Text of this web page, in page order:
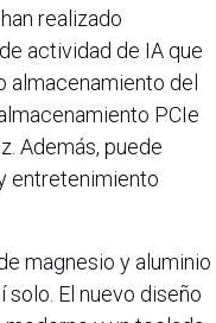
realizado
actividad de IA que
almacenamiento del
PCIe
Además, puede
entretenimiento
magnesio y aluminio
El nuevo diseño